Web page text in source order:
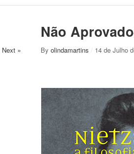
Não
Next » By olindamartins / 14 de Julho